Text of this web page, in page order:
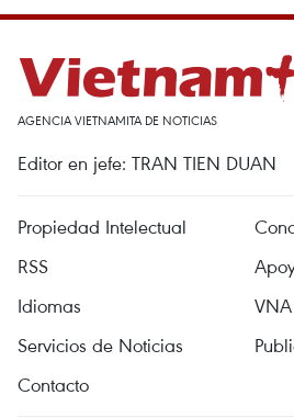
AGENCIA VIETNAMITA DE NOTICIAS
Editor en jefe: TRAN TIEN DUAN
Propiedad Intelectual
RSS
Idiomas
VNA
Servicios de Noticias
Contacto